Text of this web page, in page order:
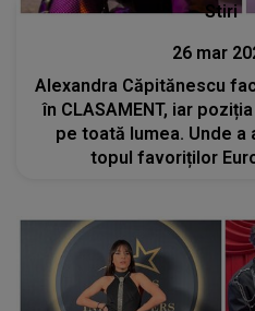
Stiri
26 mar
Alexandra Căpitănescu
în CLASAMENT, iar
pe toată lumea. Unde a
topul favoriților